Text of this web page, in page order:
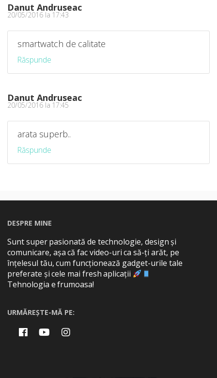
Danut Andruseac
20/05/2016 la 17:43
smartwatch de calitate
Răspunde
Danut Andruseac
20/05/2016 la 17:45
arata superb..
Răspunde
DESPRE MINE
Sunt super pasionată de technologie, design și
comunicare, așa că fac video-uri ca să-ți arăt, pe
înțelesul tău, cum funcționează gadget-urile tale
preferate și cele mai fresh aplicații
Tehnologia e frumoasa!
URMĂREȘTE-MĂ PE: